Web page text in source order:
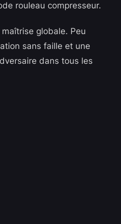
rouleau compresseur.
maîtrise globale. Peu
sans faille et une
dans tous les